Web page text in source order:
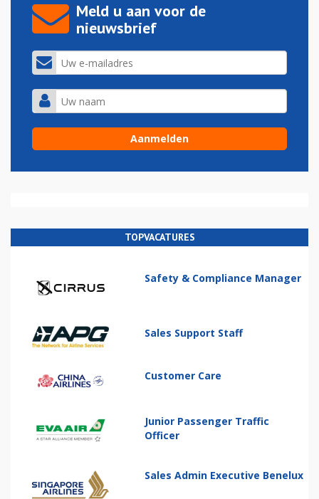
Meld u aan voor de
nieuwsbrief
TOPVACATURES
Safety & Compliance Manager
Sales Support Staff
Customer Care
Junior Passenger Traffic
Officer
Sales Admin Executive Benelux